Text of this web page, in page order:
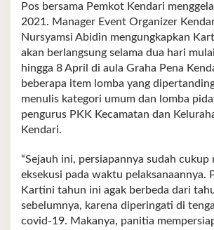
Pos bersama Pemkot Kendari
2021. Manager Event Organizer
Nursyamsi Abidin mengungkapkan
akan berlangsung selama dua hari
hingga 8 April di aula Graha Pena
beberapa item lomba yang
menulis kategori umum dan lomba
pengurus PKK Kecamatan dan
Kendari.
“Sejauh ini, persiapannya sudah cukup
eksekusi pada waktu pelaksanaannya.
Kartini tahun ini agak berbeda dari
sebelumnya, karena diperingati di
covid-19. Makanya, panitia